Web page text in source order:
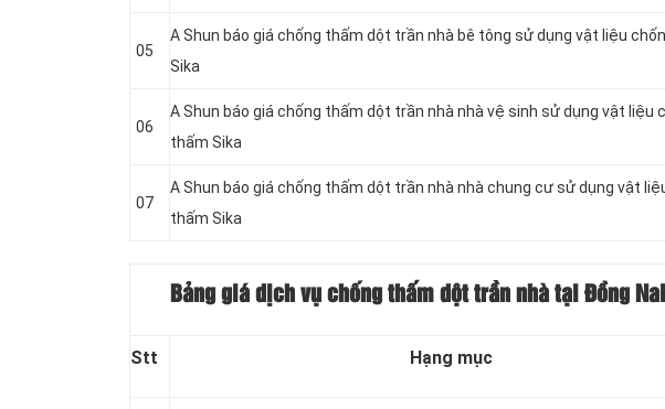
05
A Shun báo giá chống thấm dột trần nhà bê tông sử dụng vật liệu
Sika
06
A Shun báo giá chống thấm dột trần nhà nhà vệ sinh sử dụng vật liệu
thấm Sika
07
A Shun báo giá chống thấm dột trần nhà nhà chung cư sử dụng vật
thấm Sika
Bảng giá dịch vụ chống thấm dột trần nhà tại Đồng
Stt Hạng mục